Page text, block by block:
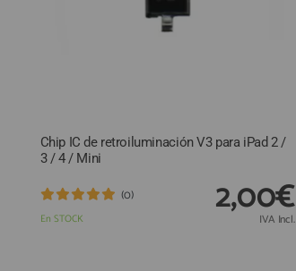
Lunes a Viernes 09:30h a 20:00h
Chip IC de retroiluminación V3 para iPad 2 /
3 / 4 / Mini
En STOCK
(0) 2,00€
IVA Incl.